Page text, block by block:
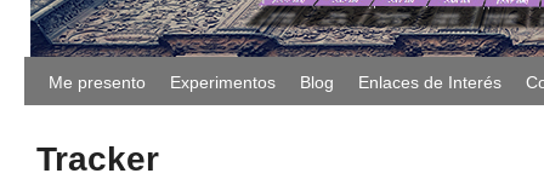
Me presento Experimentos Blog Enlaces de Interés
Tracker